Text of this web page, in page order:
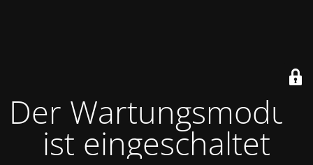
Der Wartungsmodus
ist eingeschaltet